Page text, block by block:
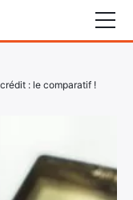
: le comparatif !